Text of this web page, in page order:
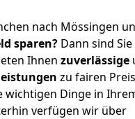
nach Mössingen
sparen? Dann sind
Ihnen zuverlässige
zu fairen
wichtigen Dinge in
verfügen wir über